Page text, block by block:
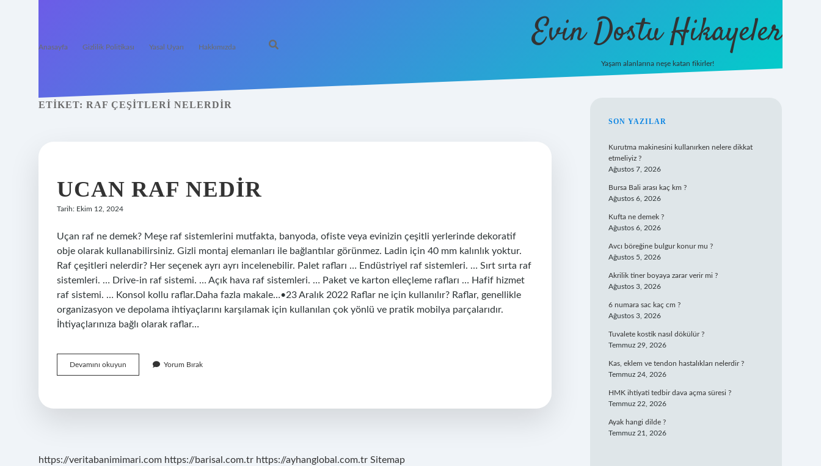
Anasayfa Gizlilik Politikası Yasal Uyarı Hakkımızda Evin Dostu Hikayeler
Yaşam alanlarına neşe katan fikirler!
ETIKET: RAF ÇEŞITLERI NELERDIR
UCAN RAF NEDIR
Tarih: Ekim 12, 2024
Uçan raf ne demek? Meşe raf sistemlerini mutfakta, banyoda, ofiste veya evinizin çeşitli yerlerinde dekoratif
obje olarak kullanabilirsiniz. Gizli montaj elemanları ile bağlantılar görünmez. Ladin için 40 mm kalınlık yoktur.
Raf çeşitleri nelerdir? Her seçenek ayrı ayrı incelenebilir. Palet rafları … Endüstriyel raf sistemleri. … Sırt sırta raf
sistemleri. … Drive-in raf sistemi. … Açık hava raf sistemleri. … Paket ve karton elleçleme rafları … Hafif hizmet
raf sistemi. … Konsol kollu raflar.Daha fazla makale…•23 Aralık 2022 Raflar ne için kullanılır? Raflar, genellikle
organizasyon ve depolama ihtiyaçlarını karşılamak için kullanılan çok yönlü ve pratik mobilya parçalarıdır.
İhtiyaçlarınıza bağlı olarak raflar…
Devamını okuyun
Raf
Yorum Bırak
https://veritabanimimari.com https://barisal.com.tr https://ayhanglobal.com.tr Sitemap
SIDEBAR
SON YAZILAR
Kurutma makinesini kullanırken nelere dikkat
etmeliyiz ?
Ağustos 7, 2026
Bursa Bali arası kaç km ?
Ağustos 6, 2026
Kufta ne demek ?
Ağustos 6, 2026
Avcı böreğine bulgur konur mu ?
Ağustos 5, 2026
Akrilik tiner boyaya zarar verir mi ?
Ağustos 3, 2026
6 numara sac kaç cm ?
Ağustos 3, 2026
Tuvalete kostik nasıl dökülür ?
Temmuz 29, 2026
Kas, eklem ve tendon hastalıkları nelerdir ?
Temmuz 24, 2026
HMK ihtiyati tedbir dava açma süresi ?
Temmuz 22, 2026
Ayak hangi dilde ?
Temmuz 21, 2026